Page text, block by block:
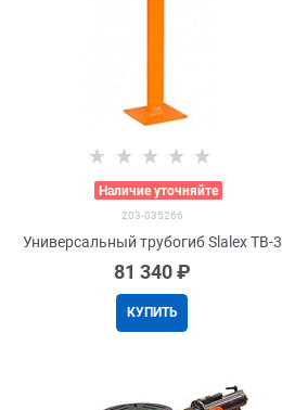
Наличие уточняйте
203-035266
Универсальный трубогиб Slalex TB-3
81 340 ₽
КУПИТЬ